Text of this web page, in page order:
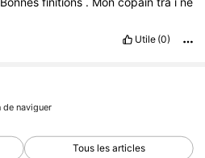
Utile (0)
naviguer
Tous les articles